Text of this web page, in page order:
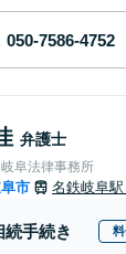
弁護士
阜法律事務所
市 名鉄岐阜駅
続手続き